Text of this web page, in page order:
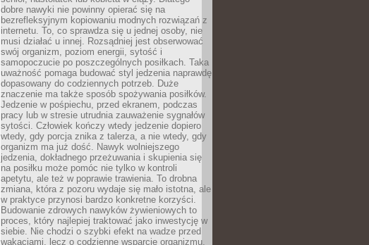
dobre nawyki nie powinny opierać się na
bezrefleksyjnym kopiowaniu modnych rozwiązań z
internetu. To, co sprawdza się u jednej osoby, nie
musi działać u innej. Rozsądniej jest obserwować
swój organizm, poziom energii, sytość i
samopoczucie po poszczególnych posiłkach. Taka
uważność pomaga budować styl jedzenia naprawdę
dopasowany do codziennych potrzeb. Duże
znaczenie ma także sposób spożywania posiłków.
Jedzenie w pośpiechu, przed ekranem, podczas
pracy lub w stresie utrudnia zauważenie sygnałów
sytości. Człowiek kończy wtedy jedzenie dopiero
wtedy, gdy porcja znika z talerza, a nie wtedy, gdy
organizm ma już dość. Nawyk wolniejszego
jedzenia, dokładnego przeżuwania i skupienia się
na posiłku może pomóc nie tylko w kontroli
apetytu, ale też w poprawie trawienia. To drobna
zmiana, która z pozoru wydaje się mało istotna, ale
w praktyce przynosi bardzo konkretne korzyści.
Budowanie zdrowych nawyków żywieniowych to
proces, który najlepiej traktować jako inwestycję w
siebie. Nie chodzi o szybki efekt na wadze przed
wakacjami, lecz o codzienne wsparcie organizmu,